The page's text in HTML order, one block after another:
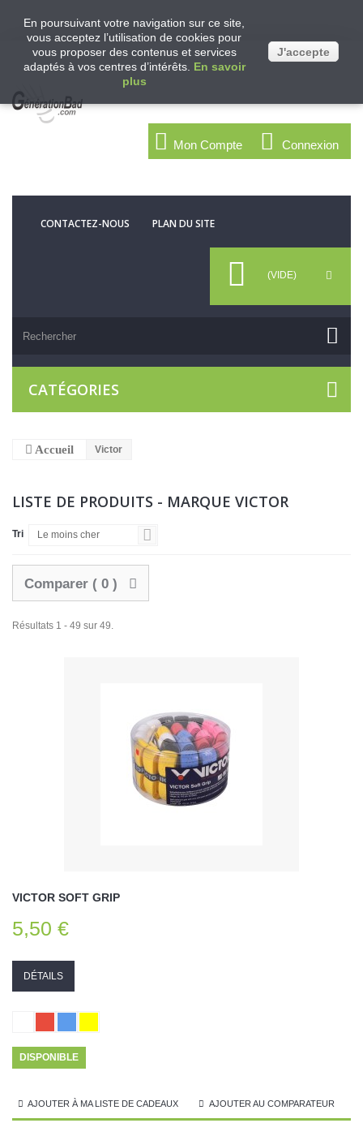
Connexion
Mon Compte
CONTACTEZ-NOUS PLAN DU SITE
(VIDE)
CATÉGORIES
Accueil Victor
LISTE DE PRODUITS - MARQUE VICTOR
Tri Le moins cher
Comparer ( 0 )
Résultats 1 - 49 sur 49.
VICTOR SOFT GRIP
5,50 €
DÉTAILS
DISPONIBLE
AJOUTER À MA LISTE DE CADEAUX AJOUTER AU COMPARATEUR
En poursuivant votre navigation sur ce site,
vous acceptez l’utilisation de cookies pour
vous proposer des contenus et services
adaptés à vos centres d’intérêts. En savoir
plus
J'accepte